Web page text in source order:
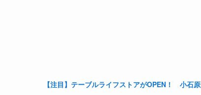
【注目】テーブルライフストアがOPEN！ 小石